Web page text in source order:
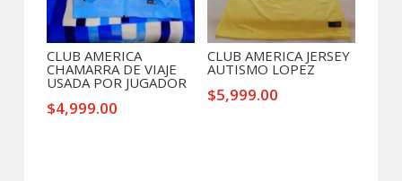
CLUB AMERICA
CHAMARRA DE VIAJE
USADA POR JUGADOR
$4,999.00
CLUB AMERICA JERSEY
AUTISMO LOPEZ
$5,999.00